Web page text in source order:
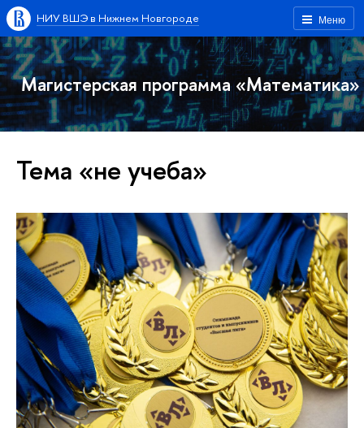
Меню
НИУ ВШЭ в Нижнем Новгороде
Магистерская программа «Математика»
Тема «не учеба»